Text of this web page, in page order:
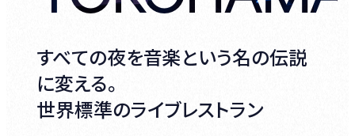
すべての夜を音楽という名の伝説
に変える。
世界標準のライブレストラン